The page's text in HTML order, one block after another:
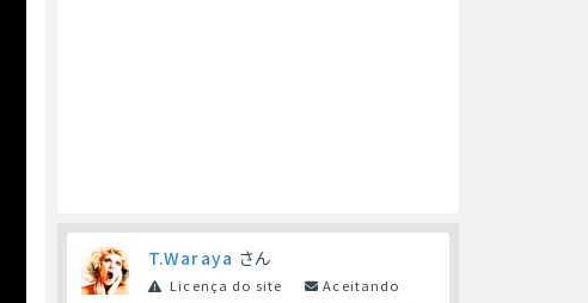
T.Waraya さん
Licença do site Aceitando